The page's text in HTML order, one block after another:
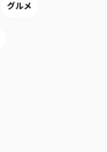
グルメ